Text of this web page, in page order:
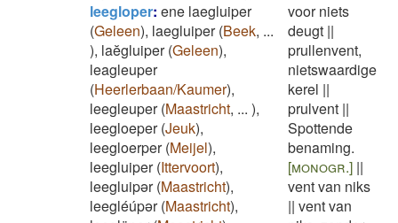
leegloper: ene laegluiper
(Geleen), laegluiper(Beek, ...
), laĕgluiper(Geleen),
leagleuper
(Heerlerbaan/Kaumer),
leegleuper(Maastricht, ... ),
leegloeper(Jeuk),
leegloerper(Meijel),
leegluiper(Ittervoort),
leegluipər(Maastricht),
leegléúpər(Maastricht),
voor niets
deugt ||
prullenvent,
nietswaardige
kerel ||
prulvent ||
Spottende
benaming.
[monogr.] ||
vent van niks
|| vent van